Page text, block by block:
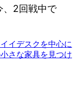
、2回戦中で
イデスクを中心に
さな家具を見つけ